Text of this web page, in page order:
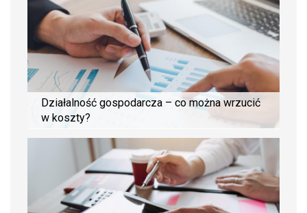
Działalność gospodarcza – co można wrzucić
w koszty?